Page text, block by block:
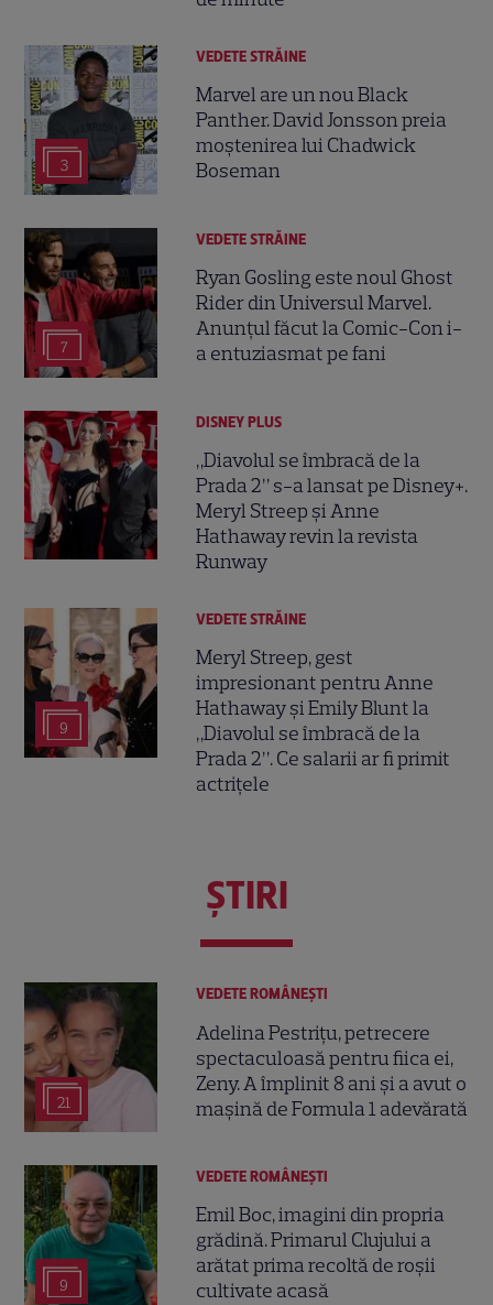
3
VEDETE STRĂINE
Marvel are un nou Black
Panther. David Jonsson preia
moștenirea lui Chadwick
Boseman
7
VEDETE STRĂINE
Ryan Gosling este noul Ghost
Rider din Universul Marvel.
Anunțul făcut la Comic-Con i-
a entuziasmat pe fani
DISNEY PLUS
„Diavolul se îmbracă de la
Prada 2” s-a lansat pe Disney+.
Meryl Streep și Anne
Hathaway revin la revista
Runway
9
VEDETE STRĂINE
Meryl Streep, gest
impresionant pentru Anne
Hathaway și Emily Blunt la
„Diavolul se îmbracă de la
Prada 2”. Ce salarii ar fi primit
actrițele
ŞTIRI
21
VEDETE ROMÂNEŞTI
Adelina Pestrițu, petrecere
spectaculoasă pentru fiica ei,
Zeny. A împlinit 8 ani și a avut o
mașină de Formula 1 adevărată
9
VEDETE ROMÂNEŞTI
Emil Boc, imagini din propria
grădină. Primarul Clujului a
arătat prima recoltă de roșii
cultivate acasă